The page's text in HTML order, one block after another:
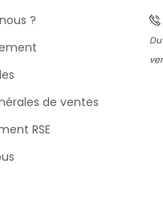
?
de ventes
RSE